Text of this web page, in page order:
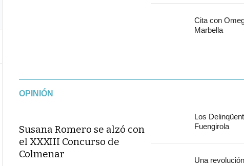
Cita con
Marbella
OPINIÓN
Susana Romero se alzó con
el XXXIII Concurso de
Colmenar
Los
Fuengirola
Una